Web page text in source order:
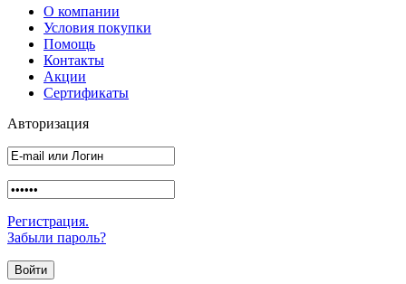
О компании
Условия покупки
Помощь
Контакты
Акции
Сертификаты
Авторизация
Регистрация.
Забыли пароль?